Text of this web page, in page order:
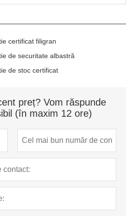
certificat filigran
de securitate albastră
de stoc certificat
preț? Vom răspunde
(în maxim 12 ore)